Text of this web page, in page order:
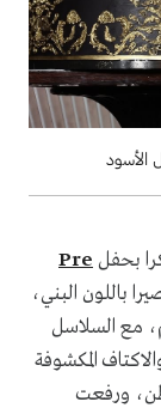
الأسود
بحفل Pre
باللون البني،
مع السلاسل
المكشوفة
ورفعت